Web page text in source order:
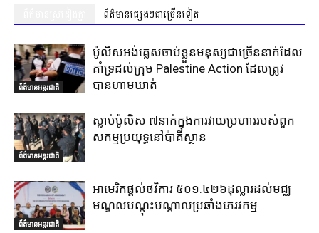
ព័ត៌មានផ្សេងៗជាច្រើនទៀត
ព័ត៌មានអន្តរជាតិ
ប៉ូលិសអង់គ្លេសចាប់ខ្លួនមនុស្សជាច្រើននាក់ដែល
គាំទ្រដល់ក្រុម Palestine Action ដែលត្រូវ
បានហាមឃាត់
ព័ត៌មានអន្តរជាតិ
ស្លាប់ប៉ូលិស ៧នាក់ក្នុងការវាយប្រហាររបស់ពួក
សកម្មប្រយុទ្ធនៅប៉ាគីស្ថាន
ព័ត៌មានអន្តរជាតិ
អាមេរិកផ្តល់ថវិការ ៥០១.៤២៦ដុល្លារដល់មជ្ឈ
មណ្ឌលបណ្តុះបណ្តាលប្រឆាំងភេរវកម្ម